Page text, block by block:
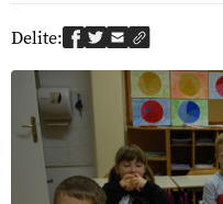
Delite: